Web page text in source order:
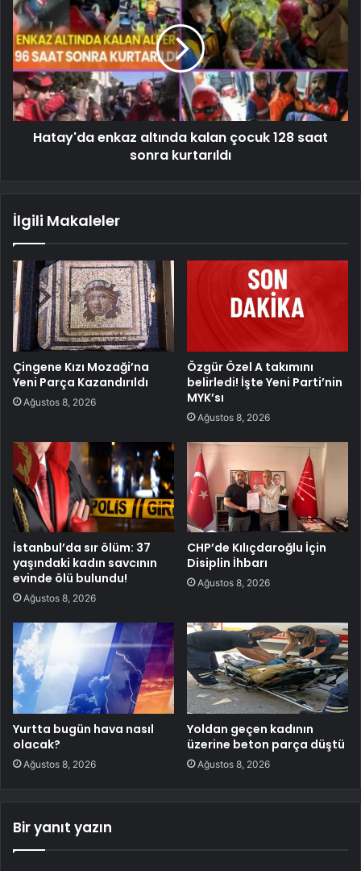
Hatay'da enkaz altında kalan çocuk 128 saat
sonra kurtarıldı
İlgili Makaleler
Çingene Kızı Mozaği’na
Yeni Parça Kazandırıldı
Ağustos 8, 2026
Özgür Özel A takımını
belirledi! İşte Yeni Parti’nin
MYK’sı
Ağustos 8, 2026
İstanbul’da sır ölüm: 37
yaşındaki kadın savcının
evinde ölü bulundu!
Ağustos 8, 2026
CHP’de Kılıçdaroğlu İçin
Disiplin İhbarı
Ağustos 8, 2026
Yurtta bugün hava nasıl
olacak?
Ağustos 8, 2026
Yoldan geçen kadının
üzerine beton parça düştü
Ağustos 8, 2026
Bir yanıt yazın